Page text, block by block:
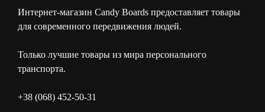
Интернет-магазин Candy Boards предоставляет товары
для современного передвижения людей.
Только лучшие товары из мира персонального
транспорта.
+38 (068) 452-50-31